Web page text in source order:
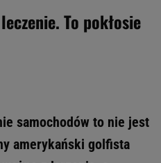
To pokłosie
samochodów to nie jest
amerykański golfista